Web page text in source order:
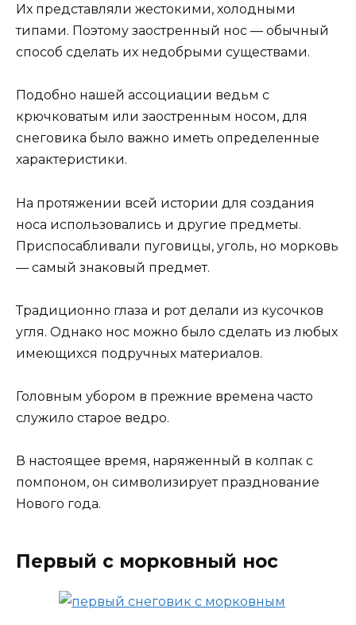
Их представляли жестокими, холодными
типами. Поэтому заостренный нос — обычный
способ сделать их недобрыми существами.
Подобно нашей ассоциации ведьм с
крючковатым или заостренным носом, для
снеговика было важно иметь определенные
характеристики.
На протяжении всей истории для создания
носа использовались и другие предметы.
Приспосабливали пуговицы, уголь, но морковь
— самый знаковый предмет.
Традиционно глаза и рот делали из кусочков
угля. Однако нос можно было сделать из любых
имеющихся подручных материалов.
Головным убором в прежние времена часто
служило старое ведро.
В настоящее время, наряженный в колпак с
помпоном, он символизирует празднование
Нового года.
Первый с морковный нос